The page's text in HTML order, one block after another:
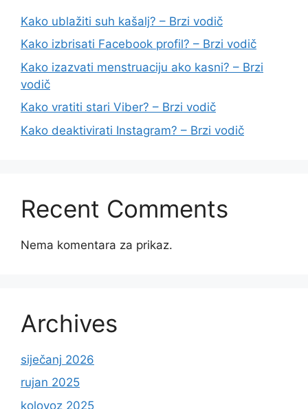
Kako ublažiti suh kašalj? – Brzi vodič
Kako izbrisati Facebook profil? – Brzi vodič
Kako izazvati menstruaciju ako kasni? – Brzi
vodič
Kako vratiti stari Viber? – Brzi vodič
Kako deaktivirati Instagram? – Brzi vodič
Recent Comments
Nema komentara za prikaz.
Archives
siječanj 2026
rujan 2025
kolovoz 2025